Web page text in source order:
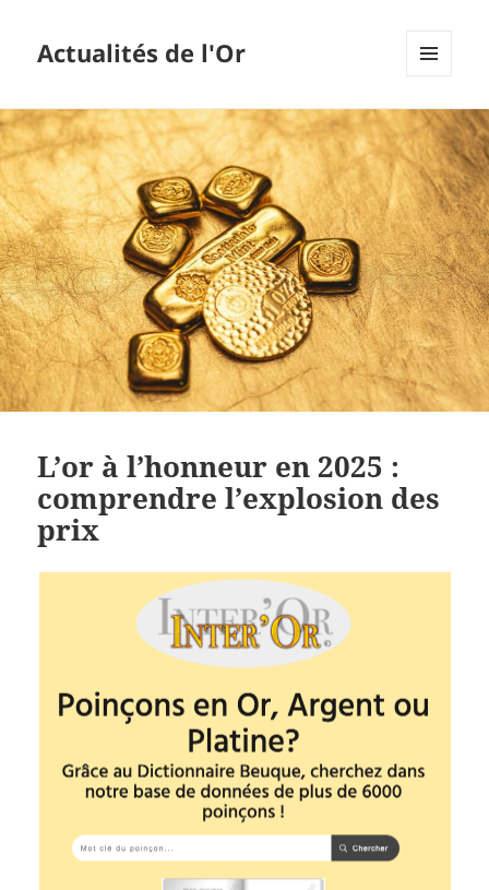
Actualités de l'Or
WIDGETS
L’or à l’honneur en 2025 :
comprendre l’explosion des
prix